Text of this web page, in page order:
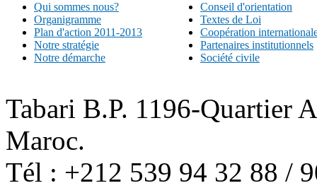
Qui sommes nous?
Organigramme
Plan d'action 2011-2013
Notre stratégie
Notre démarche
Conseil d'orientation
Textes de Loi
Coopération
Partenaires institutionnels
Société civile
Tabari B.P. 1196-Quartier
Maroc.
Tél : +212 539 94 32 88 /